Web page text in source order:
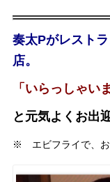
奏太Pがレスト
店。
「いらっしゃい
と元気よくお出
※ エビフライで、お